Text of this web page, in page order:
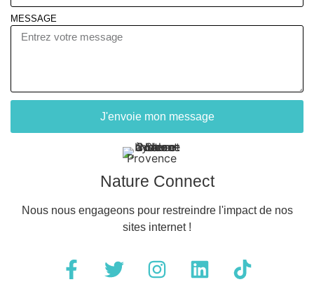
MESSAGE
J'envoie mon message
Nature Connect
Nous nous engageons pour restreindre l'impact de nos
sites internet !